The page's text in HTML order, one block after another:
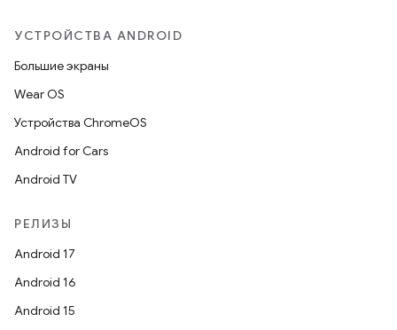
УСТРОЙСТВА ANDROID
Большие экраны
Wear OS
Устройства ChromeOS
Android for Cars
Android TV
РЕЛИЗЫ
Android 17
Android 16
Android 15